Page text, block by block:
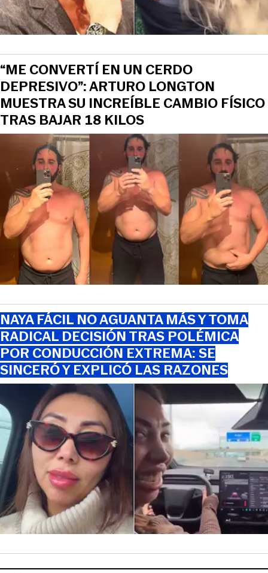
“ME CONVERTÍ EN UN CERDO
DEPRESIVO”: ARTURO LONGTON
MUESTRA SU INCREÍBLE CAMBIO FÍSICO
TRAS BAJAR 18 KILOS
NAYA FÁCIL NO AGUANTA MÁS Y TOMA
RADICAL DECISIÓN TRAS POLÉMICA
POR CONDUCCIÓN EXTREMA: SE
SINCERÓ Y EXPLICÓ LAS RAZONES